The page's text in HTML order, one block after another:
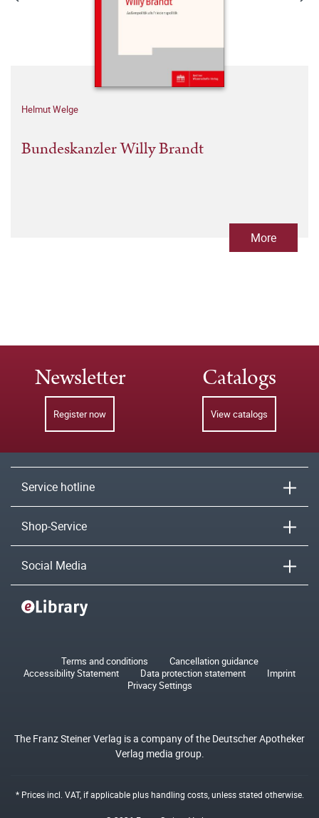
Helmut Welge
Bundeskanzler Willy Brandt
More
Newsletter
Register now
Catalogs
View catalogs
Service hotline
Shop-Service
Social Media
Terms and conditions
Cancellation guidance
Accessibility Statement
Data protection statement
Imprint
Privacy Settings
The Franz Steiner Verlag is a company of the Deutscher Apotheker
Verlag media group.
* Prices incl. VAT, if applicable plushandling costs, unless stated otherwise.